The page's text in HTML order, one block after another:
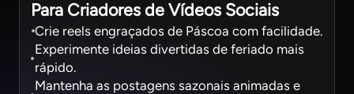
Para Criadores de Vídeos Sociais
Crie reels engraçados de Páscoa com facilidade.
Experimente ideias divertidas de feriado mais
rápido.
Mantenha as postagens sazonais animadas e